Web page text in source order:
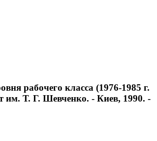
рабочего класса (1976-1985 г.
им. Т. Г. Шевченко. - Киев, 1990. -